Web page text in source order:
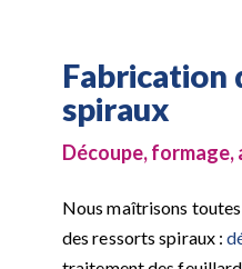
Fabrication
spiraux
Découpe, formage,
Nous maîtrisons
des ressorts spiraux :